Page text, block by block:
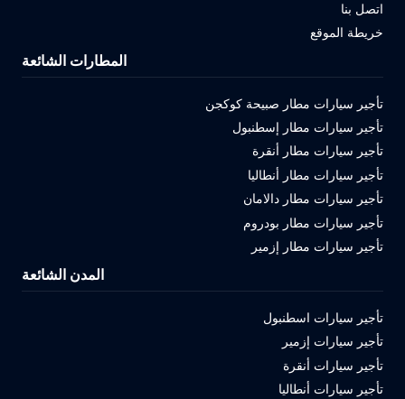
اتصل بنا
خريطة الموقع
المطارات الشائعة
تأجير سيارات مطار صبيحة كوكجن
تأجير سيارات مطار إسطنبول
تأجير سيارات مطار أنقرة
تأجير سيارات مطار أنطاليا
تأجير سيارات مطار دالامان
تأجير سيارات مطار بودروم
تأجير سيارات مطار إزمير
المدن الشائعة
تأجير سيارات اسطنبول
تأجير سيارات إزمير
تأجير سيارات أنقرة
تأجير سيارات أنطاليا